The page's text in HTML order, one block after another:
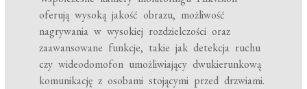
oferują wysoką jakość obrazu, możliwość
nagrywania w wysokiej rozdzielczości oraz
zaawansowane funkcje, takie jak detekcja ruchu
czy wideodomofon umożliwiający dwukierunkową
komunikację z osobami stojącymi przed drzwiami.